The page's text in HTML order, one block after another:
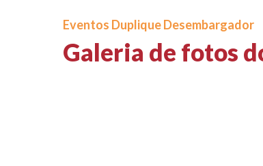
eventos
Eventos Duplique Desembargador
Galeria de fotos